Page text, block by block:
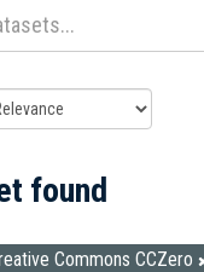
found
Commons CCZero